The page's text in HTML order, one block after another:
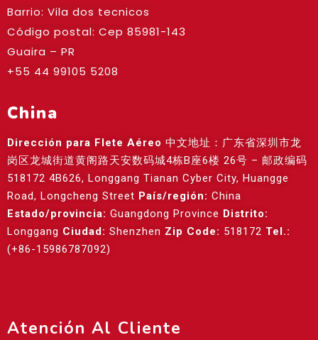
Barrio: Vila dos tecnicos
Código postal: Cep 85981-143
Guaira – PR
+55 44 99105 5208
China
Dirección para Flete Aéreo 中文地址：广东省深圳市龙
岗区龙城街道黄阁路天安数码城4栋B座6楼 26号 – 邮政编码
518172 4B626, Longgang Tianan Cyber City, Huangge
Road, Longcheng Street País/región: China
Estado/provincia: Guangdong Province Distrito:
Longgang Ciudad: Shenzhen Zip Code: 518172 Tel.:
(+86-15986787092)
Atención Al Cliente